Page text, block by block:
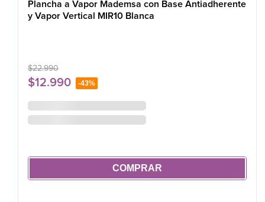
Plancha a Vapor Mademsa con Base Antiadherente
y Vapor Vertical MIR10 Blanca
$22.990
$12.990 -43%
COMPRAR